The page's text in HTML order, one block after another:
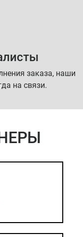
заказа, наши
на связи.